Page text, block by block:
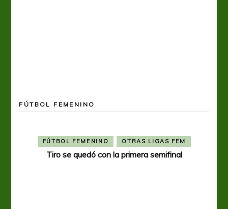
FÚTBOL FEMENINO
FÚTBOL FEMENINO OTRAS LIGAS FEM
Tiro se quedó con la primera semifinal